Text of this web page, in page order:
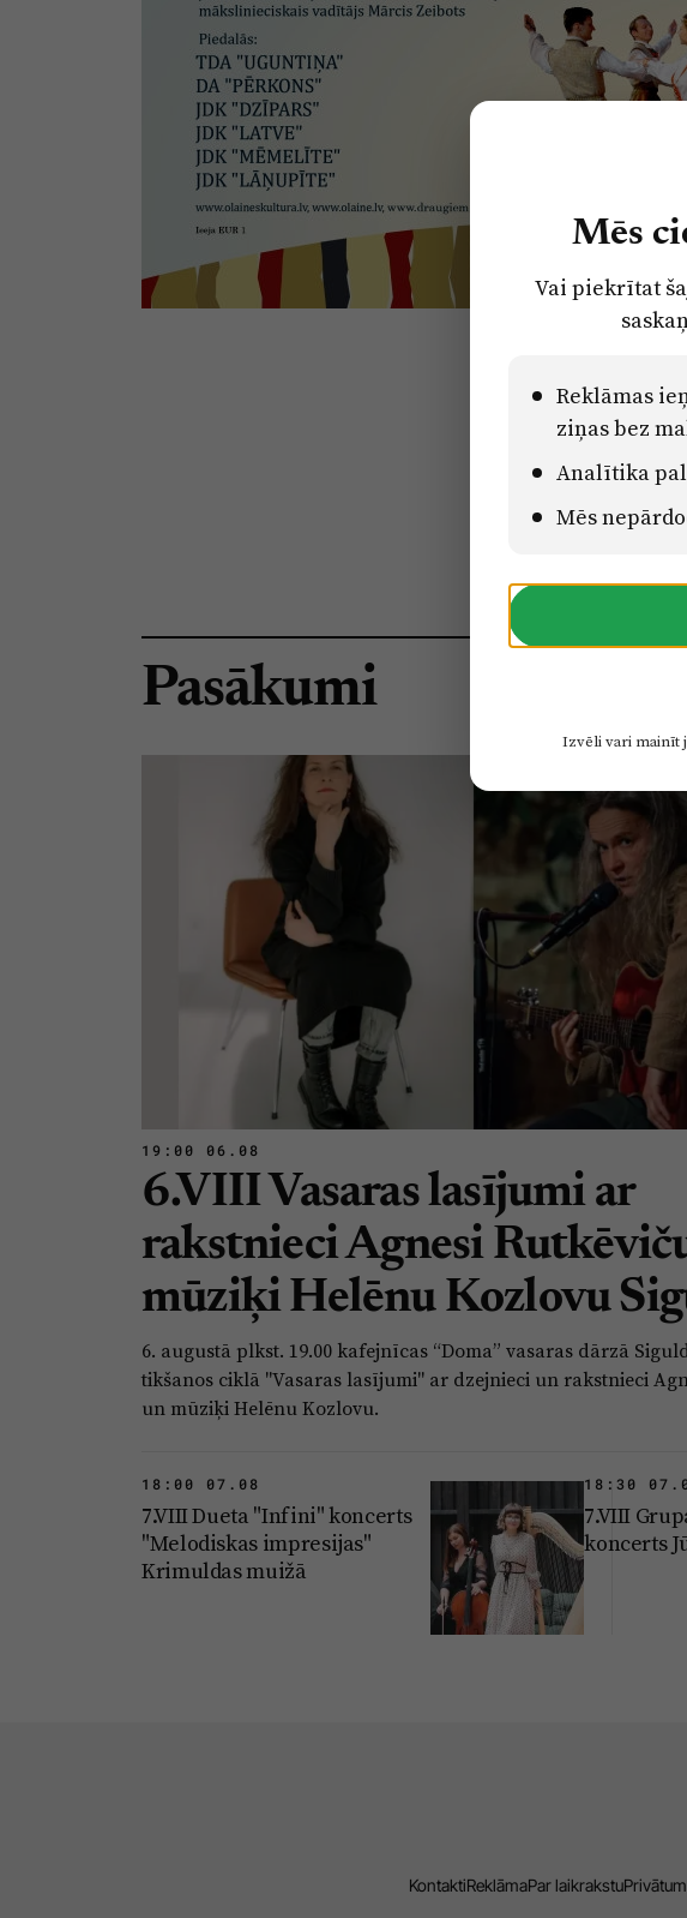
Pasākumi
19:00 06.08
6.VIII Vasaras lasījumi ar
rakstnieci Agnesi
mūziķi Helēnu Kozlovu
6. augustā plkst. 19.00 kafejnīcas “Doma” vasaras dārzā
tikšanos ciklā "Vasaras lasījumi" ar dzejnieci un rakstnieci
un mūziķi Helēnu Kozlovu.
18:00 07.08
7.VIII Dueta "Infini" koncerts
"Melodiskas impresijas"
Krimuldas muižā
18:30
7.VIII
koncerts
KontaktiReklāmaPar laikrakstu
Mēs
Vai piekrītat
Reklāmas
ziņas bez
Analītika
Mēs
Izvēli vari mainīt